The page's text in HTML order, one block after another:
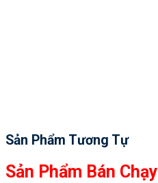
Sản Phẩm Tương Tự
Sản Phẩm Bán Chạy